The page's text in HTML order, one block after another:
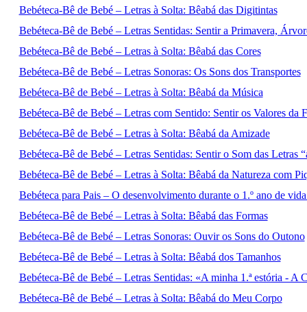
Bebéteca-Bê de Bebé – Letras à Solta: Bêabá das Digitintas
Bebéteca-Bê de Bebé – Letras Sentidas: Sentir a Primavera,
Bebéteca-Bê de Bebé – Letras à Solta: Bêabá das Cores
Bebéteca-Bê de Bebé – Letras Sonoras: Os Sons dos Transportes
Bebéteca-Bê de Bebé – Letras à Solta: Bêabá da Música
Bebéteca-Bê de Bebé – Letras com Sentido: Sentir os Valores da
Bebéteca-Bê de Bebé – Letras à Solta: Bêabá da Amizade
Bebéteca-Bê de Bebé – Letras Sentidas: Sentir o Som das Letras
Bebéteca-Bê de Bebé – Letras à Solta: Bêabá da Natureza com
Bebéteca para Pais – O desenvolvimento durante o 1.º ano de
Bebéteca-Bê de Bebé – Letras à Solta: Bêabá das Formas
Bebéteca-Bê de Bebé – Letras Sonoras: Ouvir os Sons do Outono
Bebéteca-Bê de Bebé – Letras à Solta: Bêabá dos Tamanhos
Bebéteca-Bê de Bebé – Letras Sentidas: «A minha 1.ª estória - A
Bebéteca-Bê de Bebé – Letras à Solta: Bêabá do Meu Corpo